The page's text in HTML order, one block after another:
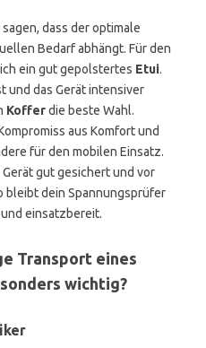
dass der optimale
Bedarf abhängt. Für den
ein gut gepolstertes Etui.
und das Gerät intensiver
Kofferdie beste Wahl.
aus Komfort und
für den mobilen Einsatz.
Gerät gut gesichert und vor
bleibt dein Spannungsprüfer
einsatzbereit.
Transport eines
wichtig?